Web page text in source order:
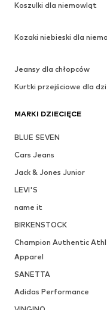
Koszulki dla niemowląt
Kozaki niebieski dla
Jeansy dla chłopców
Kurtki przejściowe dla
MARKI DZIECIĘCE
BLUE SEVEN
Cars Jeans
Jack & Jones Junior
LEVI'S
name it
BIRKENSTOCK
Champion Authentic
Apparel
SANETTA
Adidas Performance